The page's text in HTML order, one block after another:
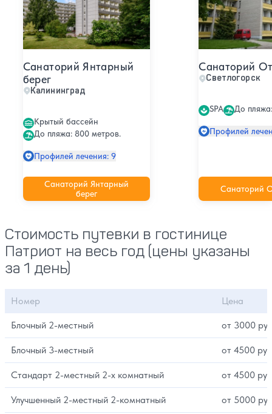
Санаторий Янтарный
берег
Калининград
Крытый бассейн
До пляжа: 800 метров.
Профилей лечения: 9
Санаторий Янтарный
берег
Санаторий
Светлогорск
SPA До
Профилей
Санаторий
Стоимость путевки в гостинице
Патриот на весь год (цены указаны
за 1 день)
Номер Цена
Блочный 2-местный от 3000
Блочный 3-местный от 4500
Стандарт 2-местный 2-х комнатный от 4500
Улучшенный 2-местный 2-комнатный от 5000